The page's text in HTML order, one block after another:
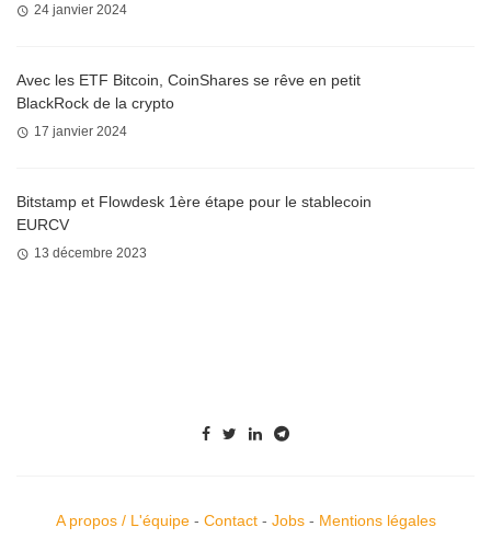
24 janvier 2024
Avec les ETF Bitcoin, CoinShares se rêve en petit
BlackRock de la crypto
17 janvier 2024
Bitstamp et Flowdesk 1ère étape pour le stablecoin
EURCV
13 décembre 2023
A propos / L'équipe- Contact- Jobs- Mentions légales